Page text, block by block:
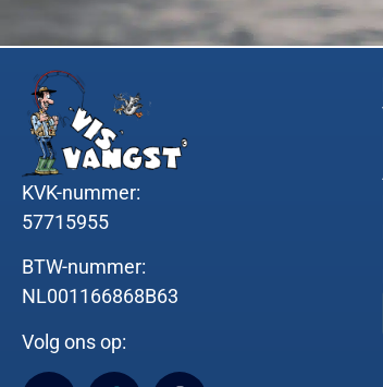
KVK-nummer:
57715955
BTW-nummer:
NL001166868B63
Volg ons op: